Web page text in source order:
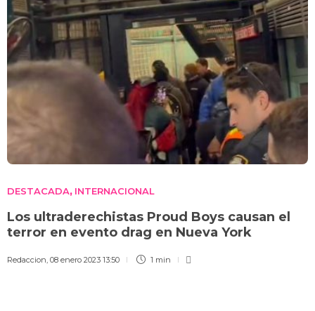
DESTACADA, INTERNACIONAL
Los ultraderechistas Proud Boys causan el
terror en evento drag en Nueva York
Redaccion, 08 enero 2023 13:50 1 min